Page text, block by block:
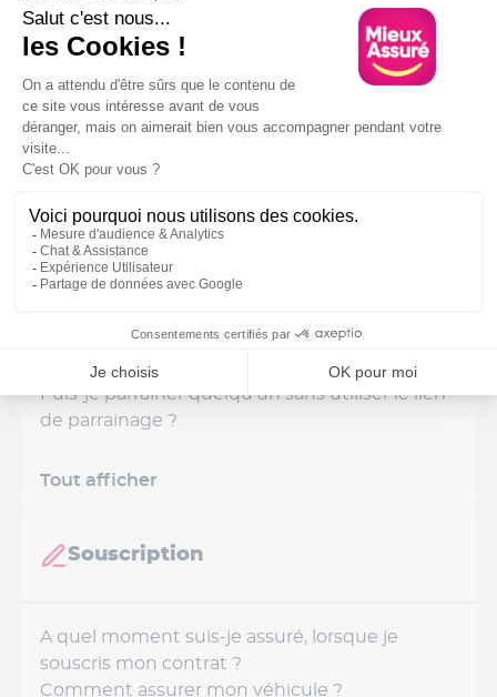
Tout afficher
Programme de parrainage
Quel est le délai pour réclamer ma
récompense de parrainage ?
Depuis quand le programme de parrainage
est-il disponible ?
pris en compte ?
Quand devient-on à son tour parrain ?
Puis-je parrainer quelqu’un sans utiliser le lien
de parrainage ?
Tout afficher
Souscription
A quel moment suis-je assuré, lorsque je
souscris mon contrat ?
Comment assurer mon véhicule ?